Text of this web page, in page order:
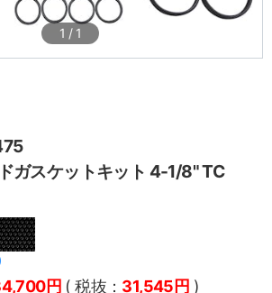
1 / 1
ガスケットキット 4-1/8" TC
円 ( 税抜： 31,545円 )